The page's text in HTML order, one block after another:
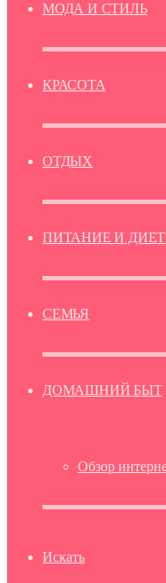
МОДА И СТИЛЬ
КРАСОТА
ОТДЫХ
ПИТАНИЕ И
СЕМЬЯ
ДОМАШНИЙ БЫТ
Обзор
Искать